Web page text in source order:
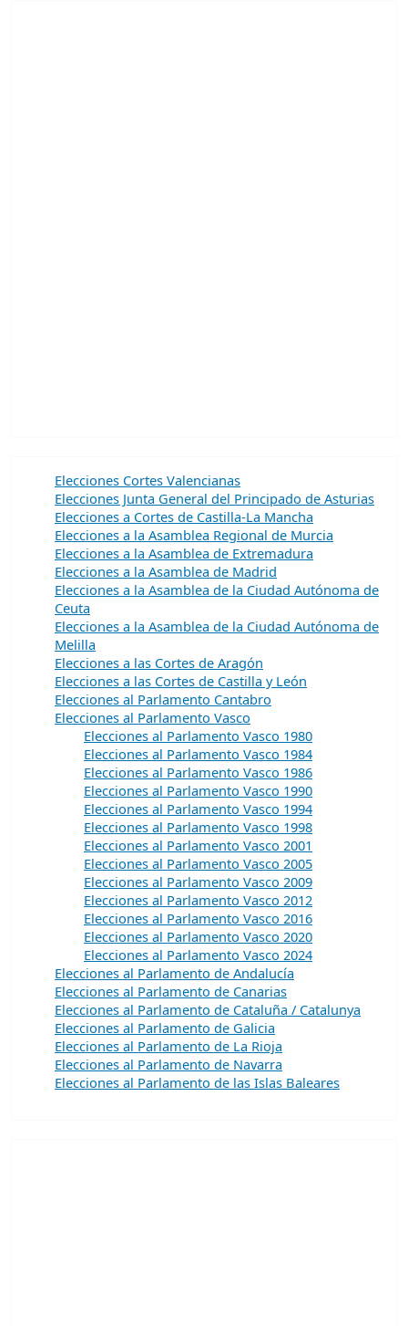
Elecciones Cortes Valencianas
Elecciones Junta General del Principado de Asturias
Elecciones a Cortes de Castilla-La Mancha
Elecciones a la Asamblea Regional de Murcia
Elecciones a la Asamblea de Extremadura
Elecciones a la Asamblea de Madrid
Elecciones a la Asamblea de la Ciudad Autónoma de
Ceuta
Elecciones a la Asamblea de la Ciudad Autónoma de
Melilla
Elecciones a las Cortes de Aragón
Elecciones a las Cortes de Castilla y León
Elecciones al Parlamento Cantabro
Elecciones al Parlamento Vasco
Elecciones al Parlamento Vasco 1980
Elecciones al Parlamento Vasco 1984
Elecciones al Parlamento Vasco 1986
Elecciones al Parlamento Vasco 1990
Elecciones al Parlamento Vasco 1994
Elecciones al Parlamento Vasco 1998
Elecciones al Parlamento Vasco 2001
Elecciones al Parlamento Vasco 2005
Elecciones al Parlamento Vasco 2009
Elecciones al Parlamento Vasco 2012
Elecciones al Parlamento Vasco 2016
Elecciones al Parlamento Vasco 2020
Elecciones al Parlamento Vasco 2024
Elecciones al Parlamento de Andalucía
Elecciones al Parlamento de Canarias
Elecciones al Parlamento de Cataluña / Catalunya
Elecciones al Parlamento de Galicia
Elecciones al Parlamento de La Rioja
Elecciones al Parlamento de Navarra
Elecciones al Parlamento de las Islas Baleares